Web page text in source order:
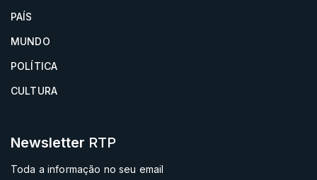
PAÍS
MUNDO
POLÍTICA
CULTURA
Newsletter RTP
Toda a informação no seu email